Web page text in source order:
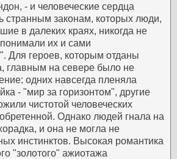
- и человеческие сердца
странным законам, которых люди,
в далеких краях, никогда не
их и сами
Для героев, которым отданы
главным на севере было не
одних навсегда пленяла
- "мир за горизонтом", другие
чистотой человеческих
Однако людей гнала на
и она не могла не
инстинктов. Высокая романтика
"золотого" ажиотажа